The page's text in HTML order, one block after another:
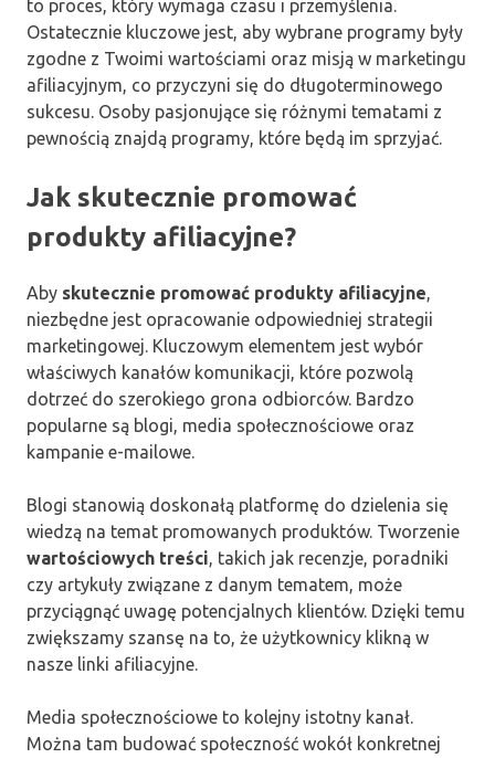
to proces, który wymaga czasu i przemyślenia.
Ostatecznie kluczowe jest, aby wybrane programy były
zgodne z Twoimi wartościami oraz misją w marketingu
afiliacyjnym, co przyczyni się do długoterminowego
sukcesu. Osoby pasjonujące się różnymi tematami z
pewnością znajdą programy, które będą im sprzyjać.
Jak skutecznie promować
produkty afiliacyjne?
Aby skutecznie promować produkty afiliacyjne
niezbędne jest opracowanie odpowiedniej strategii
marketingowej. Kluczowym elementem jest wybór
właściwych kanałów komunikacji, które pozwolą
dotrzeć do szerokiego grona odbiorców. Bardzo
popularne są blogi, media społecznościowe oraz
kampanie e-mailowe.
Blogi stanowią doskonałą platformę do dzielenia się
wiedzą na temat promowanych produktów. Tworzenie
wartościowych treści , takich jak recenzje, poradniki
czy artykuły związane z danym tematem, może
przyciągnąć uwagę potencjalnych klientów. Dzięki temu
zwiększamy szansę na to, że użytkownicy klikną w
nasze linki afiliacyjne.
Media społecznościowe to kolejny istotny kanał.
Można tam budować społeczność wokół konkretnej